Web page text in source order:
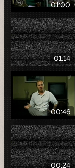
01:00
01:14
00:46
00:24